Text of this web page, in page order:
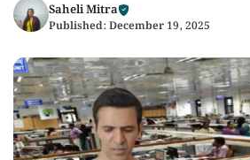
Saheli Mitra
Published: December 19, 2025